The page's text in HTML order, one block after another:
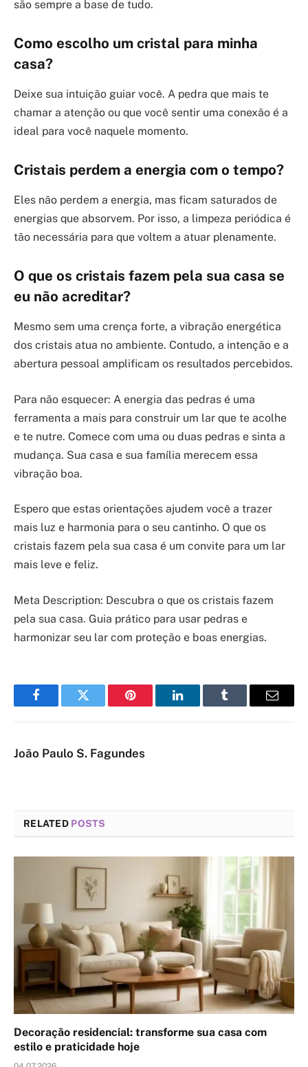
são sempre a base de tudo.
Como escolho um cristal para minha
casa?
Deixe sua intuição guiar você. A pedra que mais te
chamar a atenção ou que você sentir uma conexão é a
ideal para você naquele momento.
Cristais perdem a energia com o tempo?
Eles não perdem a energia, mas ficam saturados de
energias que absorvem. Por isso, a limpeza periódica é
tão necessária para que voltem a atuar plenamente.
O que os cristais fazem pela sua casa se
eu não acreditar?
Mesmo sem uma crença forte, a vibração energética
dos cristais atua no ambiente. Contudo, a intenção e a
abertura pessoal amplificam os resultados percebidos.
Para não esquecer: A energia das pedras é uma
ferramenta a mais para construir um lar que te acolhe
e te nutre. Comece com uma ou duas pedras e sinta a
mudança. Sua casa e sua família merecem essa
vibração boa.
Espero que estas orientações ajudem você a trazer
mais luz e harmonia para o seu cantinho. O que os
cristais fazem pela sua casa é um convite para um lar
mais leve e feliz.
Meta Description: Descubra o que os cristais fazem
pela sua casa. Guia prático para usar pedras e
harmonizar seu lar com proteção e boas energias.
FacebookTwitter Pinterest LinkedInTumblr Email
João Paulo S. Fagundes
RELATED POSTS
Decoração residencial: transforme sua casa com
estilo e praticidade hoje